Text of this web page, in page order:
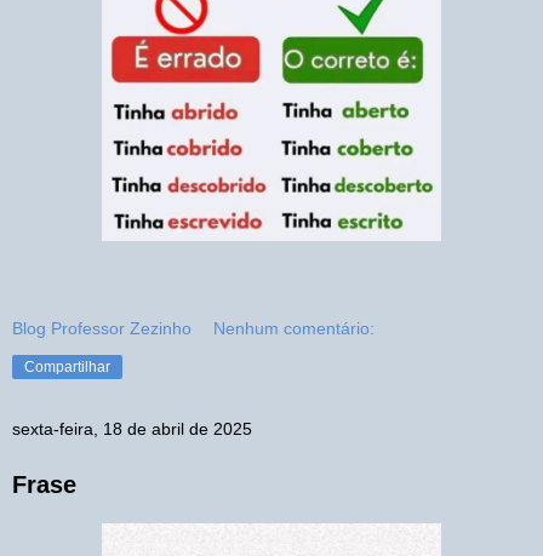
Blog Professor Zezinho Nenhum comentário:
Compartilhar
sexta-feira, 18 de abril de 2025
Frase